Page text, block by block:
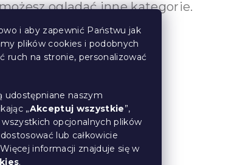
i aby zapewnić Państwu jak
plików cookies i podobnych
ruch na stronie, personalizować
udostępniane naszym
„Akceptuj wszystkie”,
opcjonalnych plików
lub całkowicie
informacji znajduje się w
.
oglądać inne kategorie.
POWRÓT DO SKLEPU